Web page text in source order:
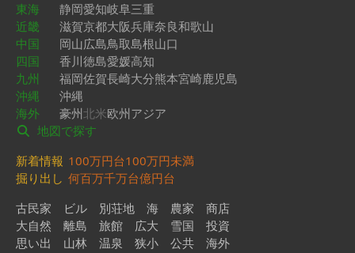
東海
静岡愛知岐阜三重
近畿
滋賀京都大阪兵庫奈良和歌山
中国
岡山広島鳥取島根山口
四国
香川徳島愛媛高知
九州
福岡佐賀長崎大分熊本宮崎鹿児島
沖縄
沖縄
海外
豪州北米欧州アジア
地図で探す
新着情報 100万円台100万円未満
掘り出し 何百万千万台億円台
古民家
ビル 別荘地 海 農家
商店
大自然
離島 旅館 広大 雪国
投資
思い出
山林 温泉 狭小 公共
海外